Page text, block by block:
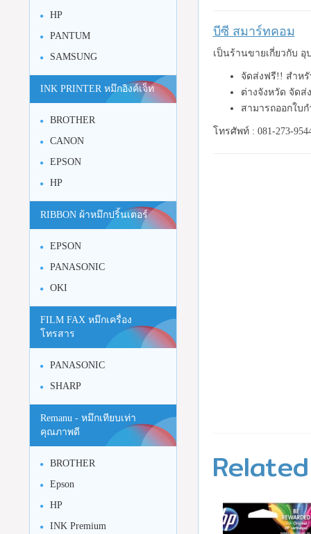
บีซี สมาร์ทคอม
เป็นร้านขายเกี่ยวกับ
จัดส่งฟรี!! สำห
ต่างจังหวัด จัดส่
สามารถออกใบ
โทรศัพท์ : 081-273-
HP
PANTUM
SAMSUNG
INK PRINTER หมึกอิงค์เจ็ท
BROTHER
CANON
EPSON
HP
RIBBON ผ้าหมึกปริ้นเตอร์
EPSON
PANASONIC
OKI
FILM FAX หมึกเครื่อง
โทรสาร
PANASONIC
SHARP
Remanu - หมึกเทียบเท่า
คุณภาพดี
BROTHER
Epson
HP
INK Premium